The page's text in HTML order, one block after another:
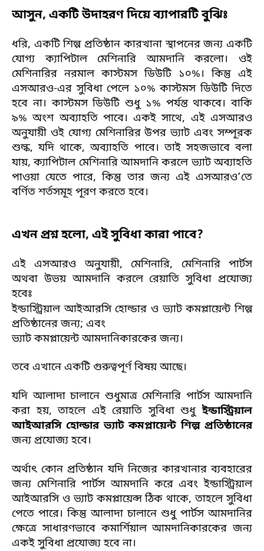
আসুন, একটি উদাহরণ দিয়ে ব্যাপারটি বুঝিঃ
ধরি, একটি শিল্প প্রতিষ্ঠান কারখানা স্থাপনের জন্য একটি
যোগ্য ক্যাপিটাল মেশিনারি আমদানি করলো। ওই
মেশিনারির নরমাল কাস্টমস ডিউটি ১০%। কিন্তু এই
এসআরও-এর সুবিধা পেলে ১০% কাস্টমস ডিউটি দিতে
হবে না। কাস্টমস ডিউটি শুধু ১% পর্যন্ত থাকবে। বাকি
৯% অংশ অব্যাহতি পাবে। একই সাথে, এই এসআরও
অনুযায়ী ওই যোগ্য মেশিনারির উপর ভ্যাট এবং সম্পূরক
শুল্ক, যদি থাকে, অব্যাহতি পাবে। তাই সহজভাবে বলা
যায়, ক্যাপিটাল মেশিনারি আমদানি করলে ভ্যাট অব্যাহতি
পাওয়া যেতে পারে, কিন্তু তার জন্য এই এসআরও’তে
বর্ণিত শর্তসমূহ পূরণ করতে হবে।
এখন প্রশ্ন হলো, এই সুবিধা কারা পাবে?
এই এসআরও অনুযায়ী, মেশিনারি, মেশিনারি পার্টস
অথবা উভয় আমদানি করলে রেয়াতি সুবিধা প্রযোজ্য
হবেঃ
ইন্ডাস্ট্রিয়াল আইআরসি হোল্ডার ও ভ্যাট কমপ্লায়েন্ট শিল্প
প্রতিষ্ঠানের জন্য; এবং
ভ্যাট কমপ্লায়েন্ট আমদানিকারকের জন্য।
তবে এখানে একটি গুরুত্বপূর্ণ বিষয় আছে।
যদি আলাদা চালানে শুধুমাত্র মেশিনারি পার্টস আমদানি
করা হয়, তাহলে এই রেয়াতি সুবিধা শুধুইন্ডাস্ট্রিয়াল
আইআরসি হোল্ডার ভ্যাট কমপ্লায়েন্ট শিল্প প্রতিষ্ঠানের
জন্য প্রযোজ্য হবে।
অর্থাৎ কোন প্রতিষ্ঠান যদি নিজের কারখানার ব্যবহারের
জন্য মেশিনারি পার্টস আমদানি করে এবং ইন্ডাস্ট্রিয়াল
আইআরসি ও ভ্যাট কমপ্লায়েন্স ঠিক থাকে, তাহলে সুবিধা
পেতে পারে। কিন্তু আলাদা চালানে শুধু পার্টস আমদানির
ক্ষেত্রে সাধারণভাবে কমার্শিয়াল আমদানিকারকের জন্য
একই সুবিধা প্রযোজ্য হবে না।